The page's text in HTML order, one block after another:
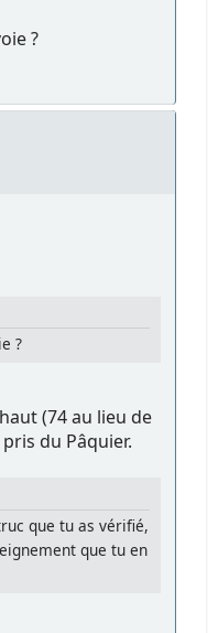
?
?
(74 au lieu de
du Pâquier.
que tu as vérifié,
que tu en